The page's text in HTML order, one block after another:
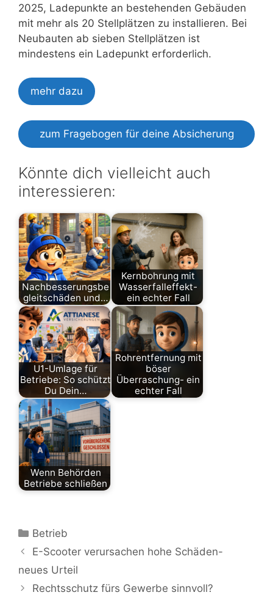
2025, Ladepunkte an bestehenden Gebäuden
mit mehr als 20 Stellplätzen zu installieren. Bei
Neubauten ab sieben Stellplätzen ist
mindestens ein Ladepunkt erforderlich.
mehr dazu
zum Fragebogen für deine Absicherung
Könnte dich vielleicht auch
interessieren:
Nachbesserungsbe
gleitschäden und…
Betrieb
Kernbohrung mit
Wasserfalleffekt-
ein echter Fall
Betrieb
U1-Umlage für
Betriebe: So schützt
Du Dein…
Betrieb
Rohrentfernung mit
böser
Überraschung- ein
echter Fall
Wenn Behörden
Betriebe schließen
Kategorien
Betrieb
E-Scooter verursachen hohe Schäden-
neues Urteil
Rechtsschutz fürs Gewerbe sinnvoll?